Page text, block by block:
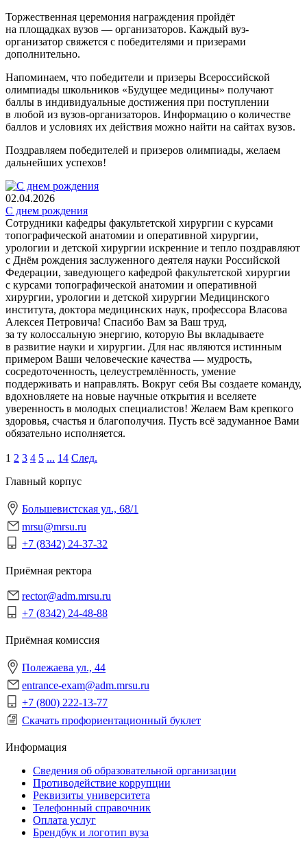
Торжественная церемония награждения пройдёт
на площадках вузов — организаторов. Каждый вуз-
организатор свяжется с победителями и призерами
дополнительно.
Напоминаем, что победители и призеры Всероссийской
олимпиады школьников «Будущее медицины» получают
баллы в индивидуальные достижения при поступлении
в любой из вузов-организаторов. Информацию о количестве
баллов и условиях их действия можно найти на сайтах вузов.
Поздравляем победителей и призеров олимпиады, желаем
дальнейших успехов!
02.04.2026
С днем рождения
Сотрудники кафедры факультетской хирургии с курсами
топографической анатомии и оперативной хирургии,
урологии и детской хирургии искренние и тепло поздравляют
с Днëм рождения заслуженного деятеля науки Российской
Федерации, заведующего кафедрой факультетской хирургии
с курсами топографической анатомии и оперативной
хирургии, урологии и детской хирургии Медицинского
института, доктора медицинских наук, профессора Власова
Алексея Петровича! Спасибо Вам за Ваш труд,
за ту колоссальную энергию, которую Вы вкладываете
в развитие науки и хирургии. Для нас являются истинным
примером Ваши человеческие качества — мудрость,
сосредоточенность, целеустремлëнность, умение
поддерживать и направлять. Вокруг себя Вы создаете команду,
вдохновляете на новые научные открытия и вселяете
уверенность в молодых специалистов! Желаем Вам крепкого
здоровья, счастья и благополучия. Пусть всё задуманное Вами
обязательно исполняется.
1 2 3 4 5 ... 14 След.
Главный корпус
Большевистская ул., 68/1
mrsu@mrsu.ru
+7 (8342) 24-37-32
Приёмная ректора
rector@adm.mrsu.ru
+7 (8342) 24-48-88
Приёмная комиссия
Полежаева ул., 44
entrance-exam@adm.mrsu.ru
+7 (800) 222-13-77
Скачать профориентационный буклет
Информация
Сведения об образовательной организации
Противодействие коррупции
Реквизиты университета
Телефонный справочник
Оплата услуг
Брендбук и логотип вуза